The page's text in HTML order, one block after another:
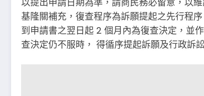
基隆關補充，復查程序為訴願提起之先行程
到申請書之翌日起 2 個月內為復查決定，並
查決定仍不服時， 得循序提起訴願及行政訴